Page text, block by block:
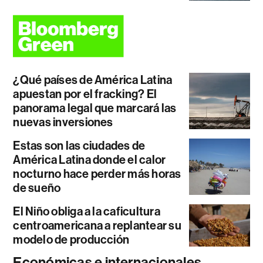
¿Qué países de América Latina
apuestan por el fracking? El
panorama legal que marcará las
nuevas inversiones
Estas son las ciudades de
América Latina donde el calor
nocturno hace perder más horas
de sueño
El Niño obliga a la caficultura
centroamericana a replantear su
modelo de producción